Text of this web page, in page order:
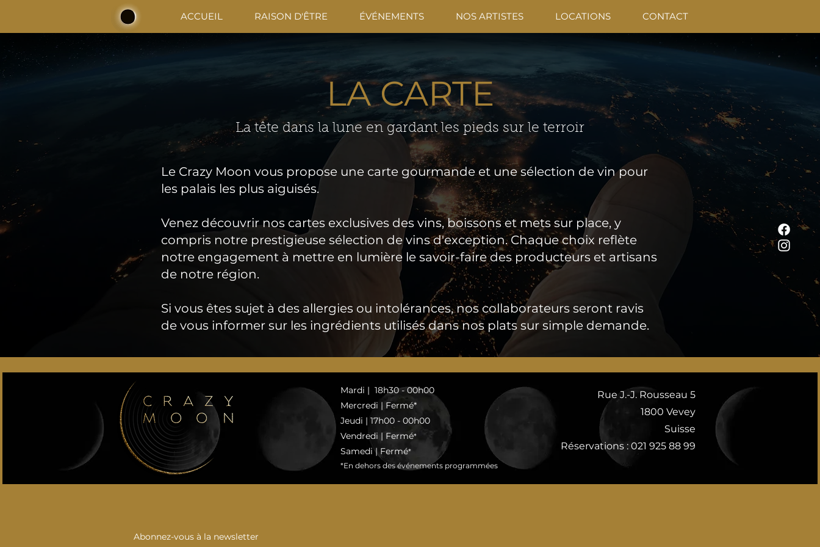
ACCUEIL RAISON D'ÊTRE ÉVÉNEMENTS NOS ARTISTES LOCATIONS CONTACT
LA CARTE
La tête dans la lune en gardant les pieds sur le terroir
Le Crazy Moon vous propose une carte gourmande et une sélection de vin pour
les palais les plus aiguisés.
Venez découvrir nos cartes exclusives des vins, boissons et mets sur place, y
compris notre prestigieuse sélection de vins d'exception. Chaque choix reflète
notre engagement à mettre en lumière le savoir-faire des producteurs et artisans
de notre région.
Si vous êtes sujet à des allergies ou intolérances, nos collaborateurs seront ravis
de vous informer sur les ingrédients utilisés dans nos plats sur simple demande.
Mardi | 18h30 - 00h00
Mercredi | Fermé*
Jeudi | 17h00 - 00h00
Vendredi | Fermé*
Samedi | Fermé*
*En dehors des événements programmées
Rue J.-J. Rousseau 5
1800 Vevey
Suisse
Réservations : 021 925 88 99
Abonnez-vous à la newsletter